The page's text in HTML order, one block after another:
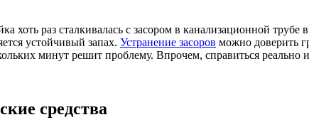
хоть раз сталкивалась с засором в канализационной
устойчивый запах. Устранение засоров можно доверить
минут решит проблему. Впрочем, справиться
средства